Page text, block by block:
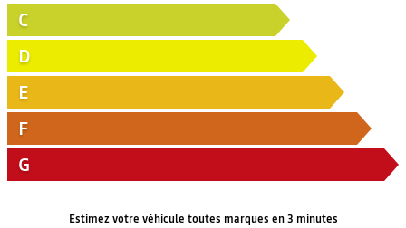
C
D
E
F
G
Estimez votre véhicule toutes marques en 3 minutes